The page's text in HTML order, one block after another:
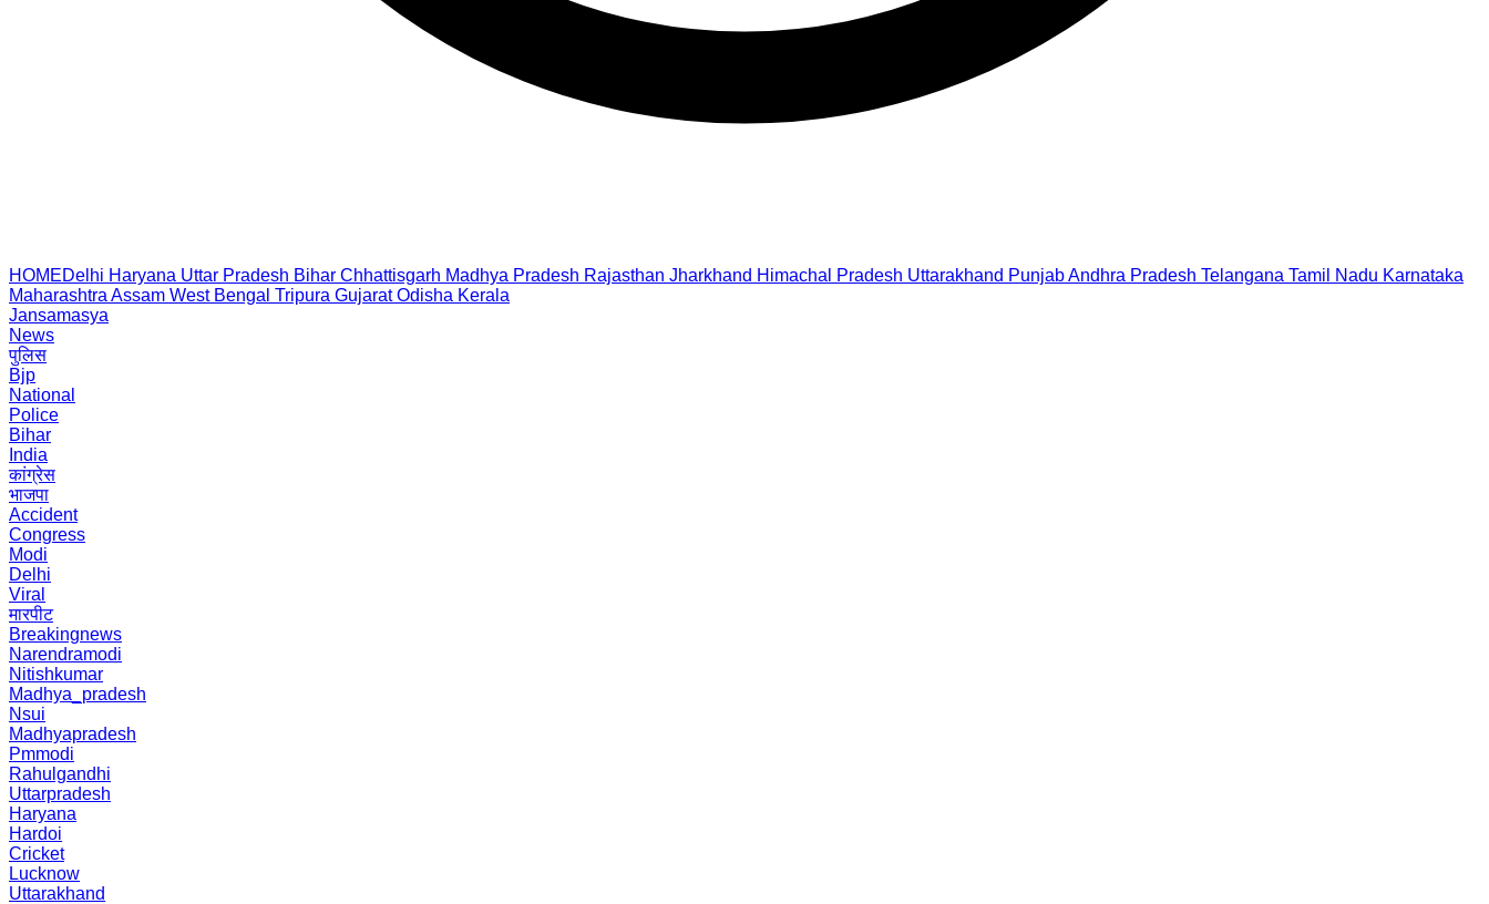
HOMEDelhi Haryana Uttar Pradesh Bihar Chhattisgarh Madhya Pradesh Rajasthan Jharkhand Himachal Pradesh Uttarakhand PunjabAndhra Pradesh Telangana Tamil Nadu Karnataka
Maharashtra Assam West Bengal Tripura Gujarat Odisha Kerala
Jansamasya
News
पुलिस
Bjp
National
Police
Bihar
India
कांग्रेस
भाजपा
Accident
Congress
Modi
Delhi
Viral
मारपीट
Breakingnews
Narendramodi
Nitishkumar
Madhya_pradesh
Nsui
Madhyapradesh
Pmmodi
Rahulgandhi
Uttarpradesh
Haryana
Hardoi
Cricket
Lucknow
Uttarakhand